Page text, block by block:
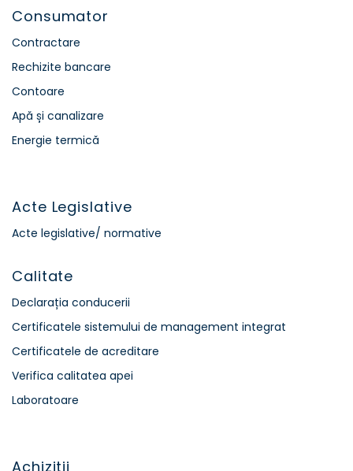
Consumator
Contractare
Rechizite bancare
Contoare
Apă și canalizare
Energie termică
Acte Legislative
Acte legislative/ normative
Calitate
Declarația conducerii
Certificatele sistemului de management integrat
Certificatele de acreditare
Verifica calitatea apei
Laboratoare
Achiziții